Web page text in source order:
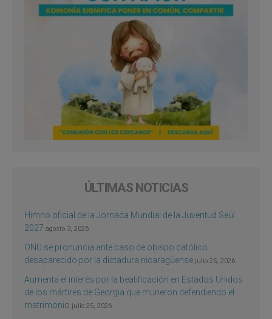
ÚLTIMAS NOTICIAS
Himno oficial de la Jornada Mundial de la Juventud Seúl
2027 agosto 3, 2026
ONU se pronuncia ante caso de obispo católico
desaparecido por la dictadura nicaragüense julio 25, 2026
Aumenta el interés por la beatificación en Estados Unidos
de los mártires de Georgia que murieron defendiendo el
matrimonio julio 25, 2026